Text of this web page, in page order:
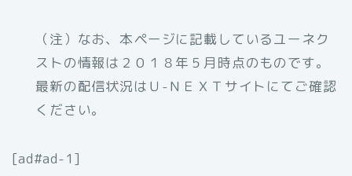
（注）なお、本ページに記載しているユーネク
ストの情報は２０１８年５月時点のものです。
最新の配信状況はＵ-ＮＥＸＴサイトにてご確認
ください。
[ad#ad-1]